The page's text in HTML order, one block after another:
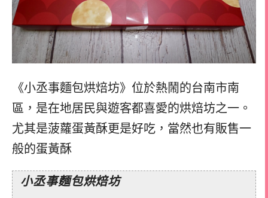
《小丞事麵包烘焙坊》位於熱鬧的台南市南
區，是在地居民與遊客都喜愛的烘焙坊之一。
尤其是菠蘿蛋黃酥更是好吃， 當然也有販售一
般的蛋黃酥
小丞事麵包烘焙坊